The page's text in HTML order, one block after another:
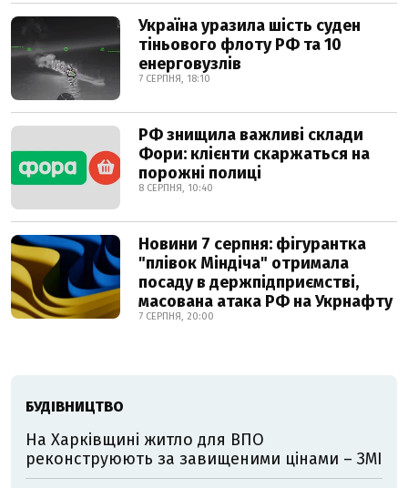
Україна уразила шість суден
тіньового флоту РФ та 10
енерговузлів
7 СЕРПНЯ, 18:10
РФ знищила важливі склади
Фори: клієнти скаржаться на
порожні полиці
8 СЕРПНЯ, 10:40
Новини 7 серпня: фігурантка
"плівок Міндіча" отримала
посаду в держпідприємстві,
масована атака РФ на Укрнафту
7 СЕРПНЯ, 20:00
БУДІВНИЦТВО
На Харківщині житло для ВПО
реконструюють за завищеними цінами – ЗМІ